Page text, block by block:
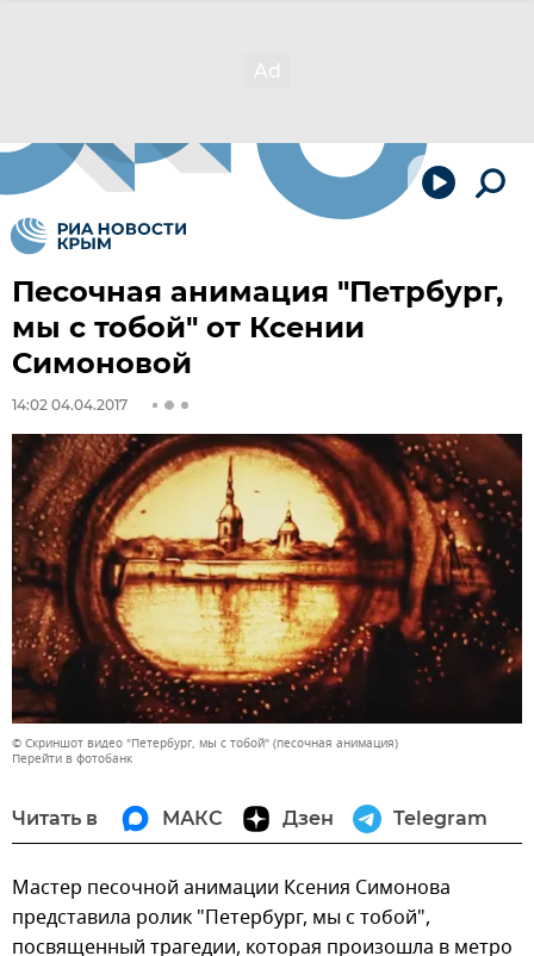
Песочная анимация "Петрбург,
мы с тобой" от Ксении
Симоновой
14:02 04.04.2017
© Скриншот видео "Петербург, мы с тобой" (песочная анимация)
Перейти в фотобанк
Читать в МАКС Дзен Telegram
Мастер песочной анимации Ксения Симонова
представила ролик "Петербург, мы с тобой",
посвященный трагедии, которая произошла в метро